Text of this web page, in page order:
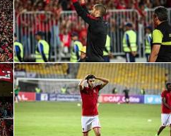
الدوري الإسباني
دوري أبطال أوروبا
القسم الثاني
رياضات أخرى
أمم إفريقيا